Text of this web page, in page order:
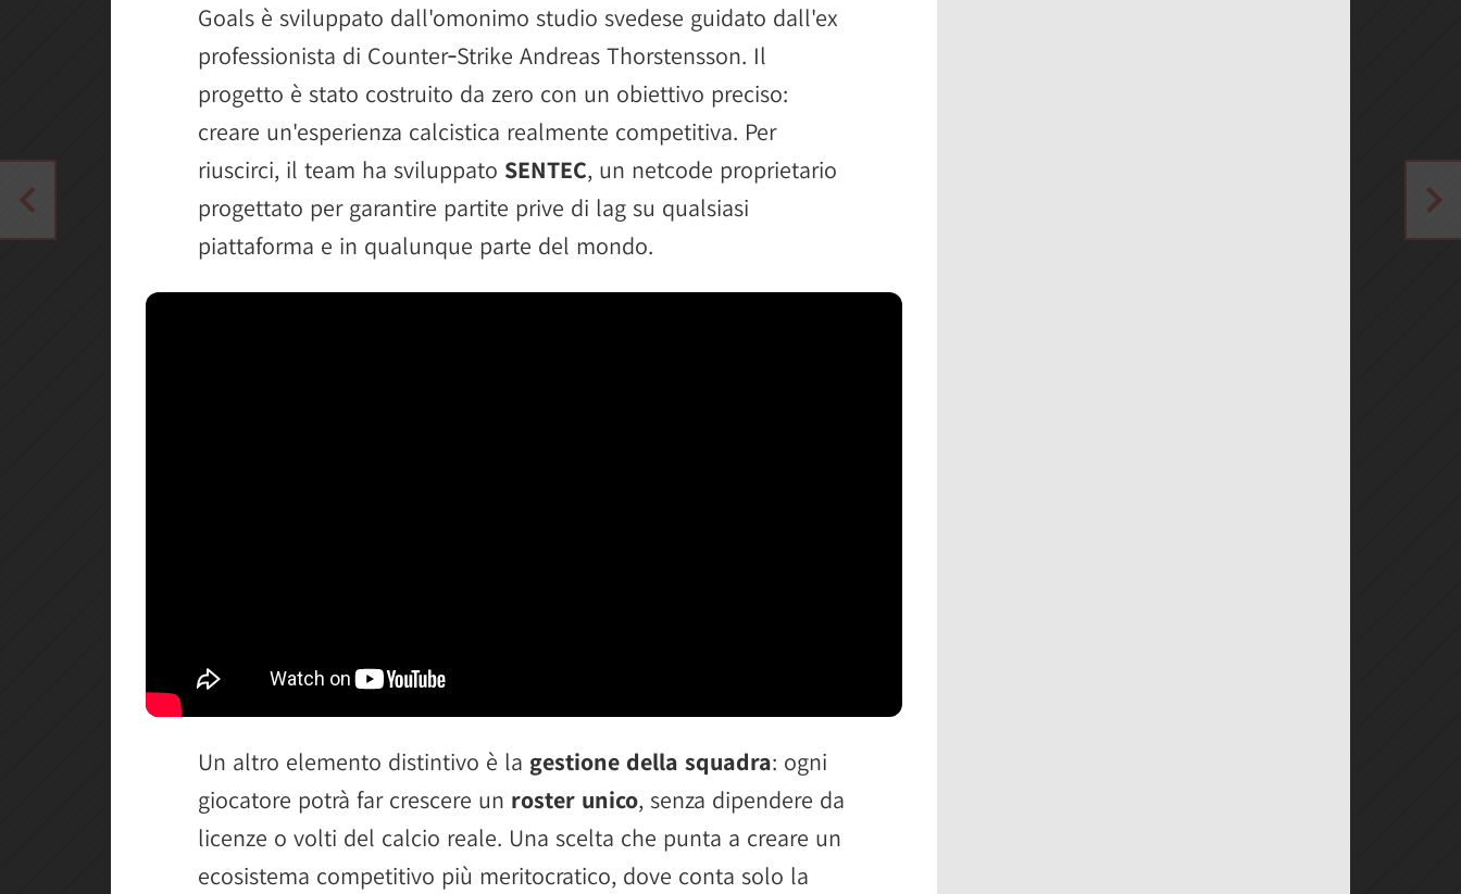
Goals è sviluppato dall'omonimo studio svedese guidato dall'ex
professionista di Counter‑Strike Andreas Thorstensson. Il
progetto è stato costruito da zero con un obiettivo preciso:
creare un'esperienza calcistica realmente competitiva. Per
riuscirci, il team ha sviluppato SENTEC, un netcode proprietario
progettato per garantire partite prive di lag su qualsiasi
piattaforma e in qualunque parte del mondo.
Un altro elemento distintivo è la gestione della squadra: ogni
giocatore potrà far crescere un roster unico, senza dipendere da
licenze o volti del calcio reale. Una scelta che punta a creare un
ecosistema competitivo più meritocratico, dove conta solo la